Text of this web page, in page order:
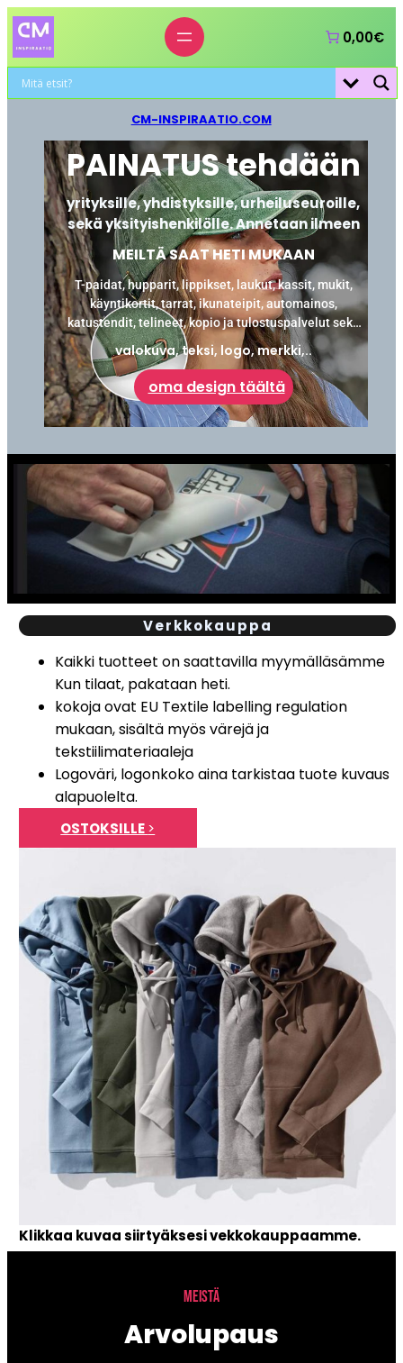
0,00€
CM-INSPIRAATIO.COM
PAINATUS tehdään
yrityksille, yhdistyksille, urheiluseuroille,
sekä yksityishenkilölle. Annetaan ilmeen
MEILTÄ SAAT HETI MUKAAN
T-paidat, hupparit, lippikset, laukut, kassit, mukit,
käyntikortit, tarrat, ikunateipit, automainos,
katustendit, telineet, kopio ja tulostuspalvelut sekä
laminointi.
valokuva, teksi, logo, merkki,..
oma design täältä
Verkkokauppa
Kaikki tuotteet on saattavilla myymälläsämme
Kun tilaat, pakataan heti.
kokoja ovat EU Textile labelling regulation
mukaan, sisältä myös värejä ja
tekstiilimateriaaleja
Logoväri, logonkoko aina tarkistaa tuote kuvaus
alapuolelta.
OSTOKSILLE>
Klikkaa kuvaa siirtyäksesi vekkokauppaamme.
MEISTÄ
Arvolupaus